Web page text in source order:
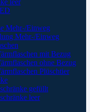
leer
Mehr-/Einweg
Mehr-/Einweg
mit Bezug
ohne Bezug
Plüschtier
gefüllt
leer